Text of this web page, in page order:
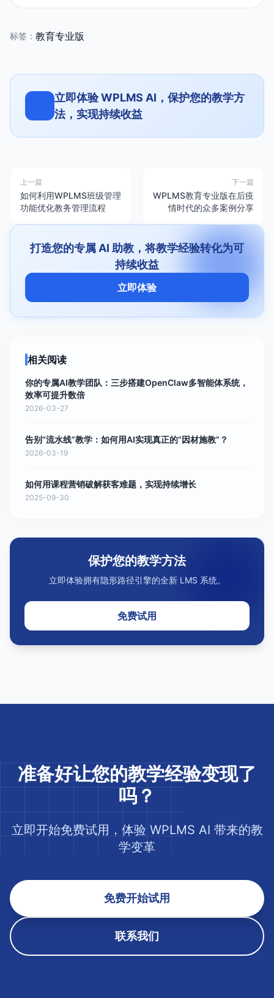
标签： 教育专业版
立即体验 WPLMS AI，保护您的教学方
法，实现持续收益
上一篇
如何利用WPLMS班级管理
功能优化教务管理流程
下一篇
WPLMS教育专业版在后疫
情时代的众多案例分享
打造您的专属 AI 助教，将教学经验转化为可
持续收益
立即体验
相关阅读
你的专属AI教学团队：三步搭建OpenClaw多智能体系统，
效率可提升数倍
2026-03-27
告别“流水线”教学：如何用AI实现真正的“因材施教”？
2026-03-19
如何用课程营销破解获客难题，实现持续增长
2025-09-30
保护您的教学方法
立即体验拥有隐形路径引擎的全新 LMS 系统。
免费试用
准备好让您的教学经验变现了
吗？
立即开始免费试用，体验 WPLMS AI 带来的教
学变革
免费开始试用
联系我们